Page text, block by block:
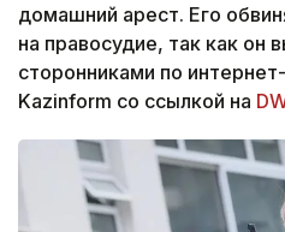
домашний арест. Его
на правосудие, так как он
сторонниками по
Kazinform со ссылкой на DW